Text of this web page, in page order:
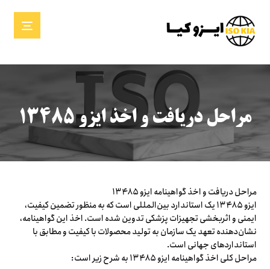
مراحل دریافت و اخذ ایزو ۱۳۴۸۵
مراحل دریافت و اخذ گواهینامه ایزو ۱۳۴۸۵
ایزو ۱۳۴۸۵ یک استاندارد بین‌المللی است که به منظور تضمین کیفیت،
ایمنی و اثربخشی تجهیزات پزشکی تدوین شده است. اخذ این گواهینامه،
نشان‌دهنده تعهد یک سازمان به تولید محصولات با کیفیت و مطابق با
استانداردهای جهانی است.
مراحل کلی اخذ گواهینامه ایزو ۱۳۴۸۵ به شرح زیر است: